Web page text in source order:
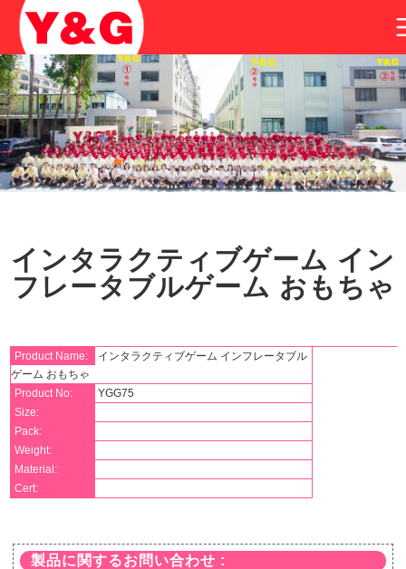
インタラクティブゲーム イン
フレータブルゲーム おもちゃ
Product Name:
インタラクティブゲーム インフレータブル
ゲーム おもちゃ
Product No:
YGG75
Size:
Pack:
Weight:
Material:
Cert:
製品に関するお問い合わせ :